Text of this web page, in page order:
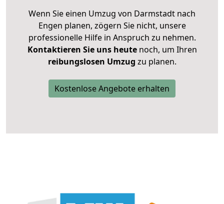
Wenn Sie einen Umzug von Darmstadt nach
Engen planen, zögern Sie nicht, unsere
professionelle Hilfe in Anspruch zu nehmen.
Kontaktieren Sie uns heutenoch, um Ihren
reibungslosen Umzug zu planen.
Kostenlose Angebote erhalten